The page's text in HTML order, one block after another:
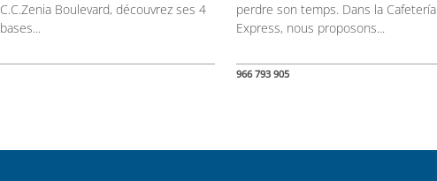
C.C.Zenia Boulevard, découvrez ses 4
bases...
perdre son temps. Dans la Cafetería
Express, nous proposons...
966 793 905